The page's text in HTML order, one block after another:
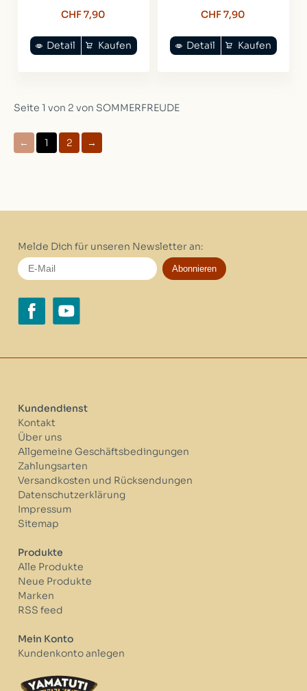
CHF 7,90
Kaufen
Detail
CHF 7,90
Kaufen
Detail
Seite 1 von 2 von SOMMERFREUDE
← 1 2 →
Melde Dich für unseren Newsletter an:
Abonnieren
Kundendienst
Kontakt
Über uns
Allgemeine Geschäftsbedingungen
Zahlungsarten
Versandkosten und Rücksendungen
Datenschutzerklärung
Impressum
Sitemap
Produkte
Alle Produkte
Neue Produkte
Marken
RSS feed
Mein Konto
Kundenkonto anlegen